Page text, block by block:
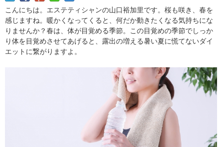
こんにちは。エステティシャンの山口裕加里です。桜も咲き、春を
感じますね。暖かくなってくると、何だか動きたくなる気持ちにな
りませんか？春は、体が目覚める季節。この目覚めの季節でしっか
り体を目覚めさせてあげると、露出の増える暑い夏に慌てないダイ
エットに繋がりますよ。